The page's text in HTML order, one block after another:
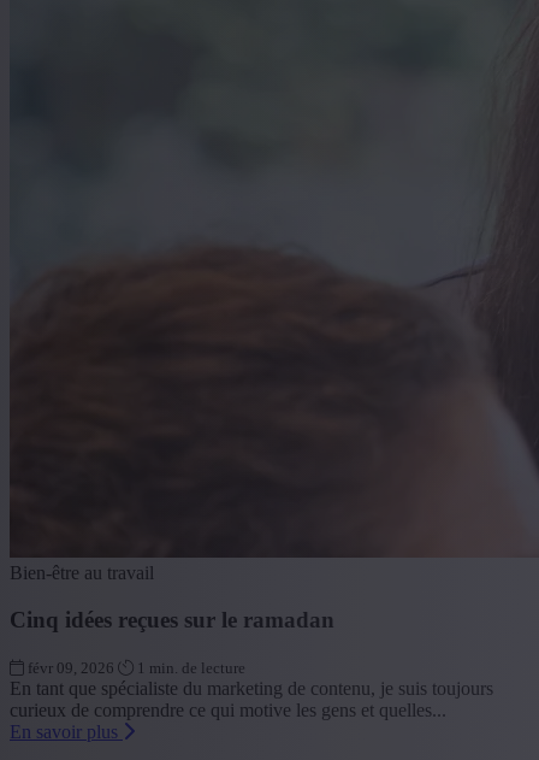
Bien-être au travail
Cinq idées reçues sur le ramadan
févr 09, 2026 1 min. de lecture
En tant que spécialiste du marketing de contenu, je suis toujours
curieux de comprendre ce qui motive les gens et quelles...
En savoir plus